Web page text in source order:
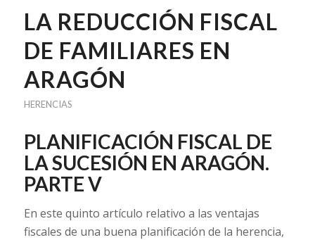
LA REDUCCIÓN FISCAL
DE FAMILIARES EN
ARAGÓN
HERENCIAS
PLANIFICACIÓN FISCAL DE
LA SUCESIÓN EN ARAGÓN.
PARTE V
En este quinto artículo relativo a las ventajas
fiscales de una buena planificación de la herencia,